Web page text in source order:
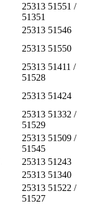
25313 51551 /
51351
25313 51546
25313 51550
25313 51411 /
51528
25313 51424
25313 51332 /
51529
25313 51509 /
51545
25313 51243
25313 51340
25313 51522 /
51527